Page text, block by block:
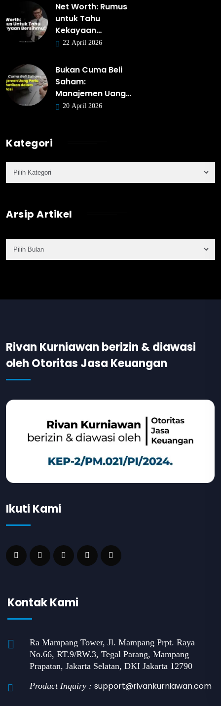
Net Worth: Rumus
untuk Tahu
Kekayaan…
22 April 2026
Bukan Cuma Beli
Saham:
Manajemen Uang…
20 April 2026
Kategori
Arsip Artikel
Rivan Kurniawan berizin & diawasi
oleh Otoritas Jasa Keuangan
Ikuti Kami
Kontak Kami
Ra Mampang Tower, Jl. Mampang Prpt. Raya
No.66, RT.9/RW.3, Tegal Parang, Mampang
Prapatan, Jakarta Selatan, DKI Jakarta 12790
Product Inquiry : support@rivankurniawan.com